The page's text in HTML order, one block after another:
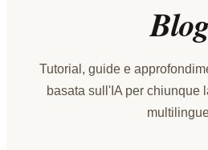
Tutorial, guide e
basata sull'IA per chiunque